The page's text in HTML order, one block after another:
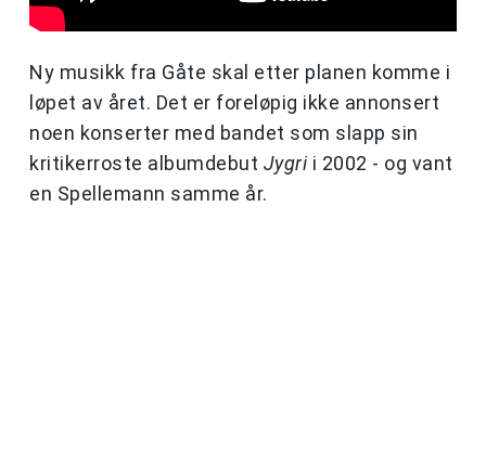
Ny musikk fra Gåte skal etter planen komme i
løpet av året. Det er foreløpig ikke annonsert
noen konserter med bandet som slapp sin
kritikerroste albumdebut Jygrii 2002 - og vant
en Spellemann samme år.